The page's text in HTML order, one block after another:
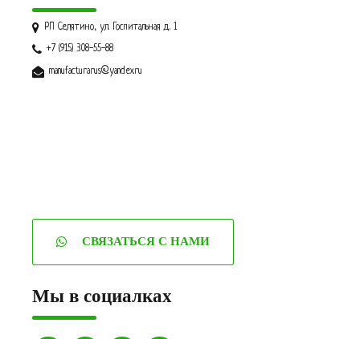
РП Селятино, ул. Госпитальная д. 1
+7 (915) 308-55-88
manufacturarus@yandex.ru
СВЯЗАТЬСЯ С НАМИ
Мы в социалках